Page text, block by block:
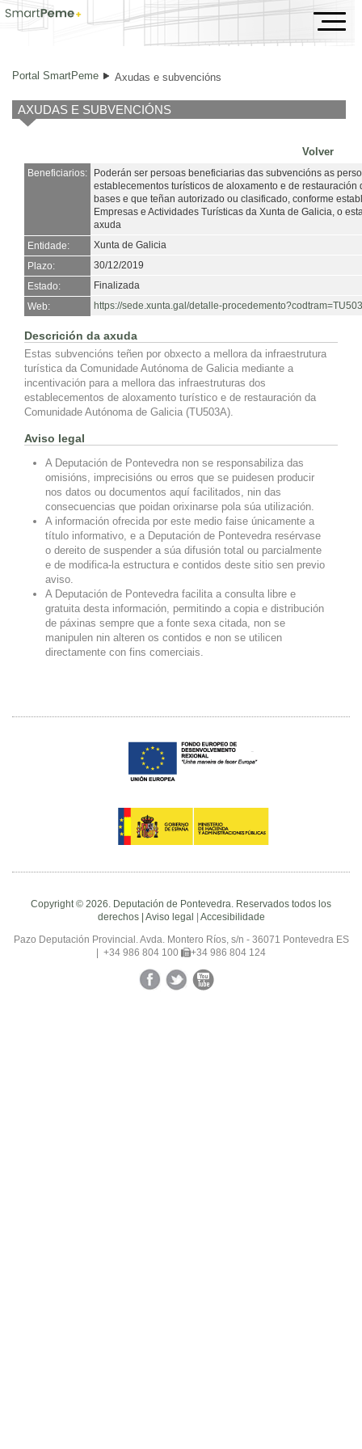
Axudas e subvencións
Portal SmartPeme Axudas e subvencións
AXUDAS E SUBVENCIÓNS
Volver
Beneficiarios:
Poderán ser persoas beneficiarias das subvencións as
establecementos turísticos de aloxamento e de
bases e que teñan autorizado ou clasificado, conforme
Empresas e Actividades Turísticas da Xunta de Galicia, o
axuda
Entidade:
Xunta de Galicia
Plazo:
30/12/2019
Estado:
Finalizada
Web:
https://sede.xunta.gal/detalle-
Descrición da axuda
Estas subvencións teñen por obxecto a mellora da infraestrutura
turística da Comunidade Autónoma de Galicia mediante a
incentivación para a mellora das infraestruturas dos
establecementos de aloxamento turístico e de restauración da
Comunidade Autónoma de Galicia (TU503A).
Aviso legal
A Deputación de Pontevedra non se responsabiliza das
omisións, imprecisións ou erros que se puidesen producir
nos datos ou documentos aquí facilitados, nin das
consecuencias que poidan orixinarse pola súa utilización.
A información ofrecida por este medio faise únicamente a
título informativo, e a Deputación de Pontevedra resérvase
o dereito de suspender a súa difusión total ou parcialmente
e de modifica-la estructura e contidos deste sitio sen previo
aviso.
A Deputación de Pontevedra facilita a consulta libre e
gratuita desta información, permitindo a copia e distribución
de páxinas sempre que a fonte sexa citada, non se
manipulen nin alteren os contidos e non se utilicen
directamente con fins comerciais.
Copyright © 2026. Deputación de Pontevedra. Reservados todos los
derechos | Aviso legal | Accesibilidade
Pazo Deputación Provincial. Avda. Montero Ríos, s/n - 36071 Pontevedra ES
| +34 986 804 100
+34 986 804 124
FacebookTwitterYouTube